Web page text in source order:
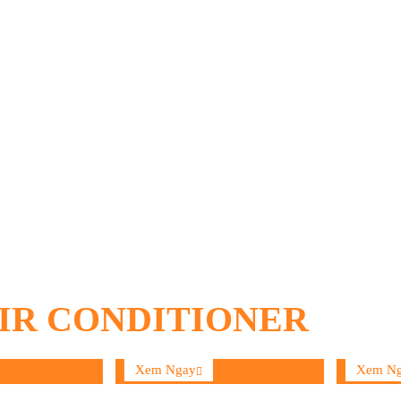
CONDITIONER
Xem Ngay Xem Ngay